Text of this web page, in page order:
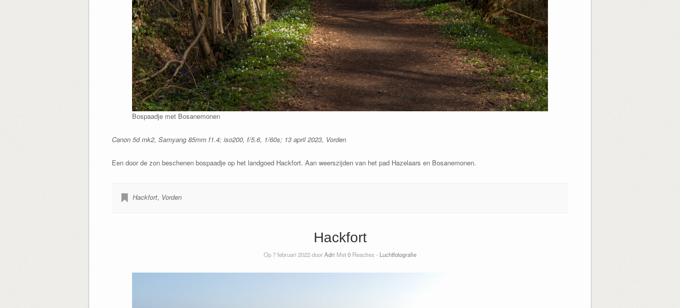
Bospaadje met Bosanemonen
Canon 5d mk2, Samyang 85mm f1.4; iso200, f/5.6, 1/60s; 13 april 2023, Vorden
Een door de zon beschenen bospaadje op het landgoed Hackfort. Aan weerszijden van het pad Hazelaars en Bosanemonen.
Hackfort, Vorden
Hackfort
Op 7 februari 2022 doorAdri Met0 Reacties - Luchtfotografie